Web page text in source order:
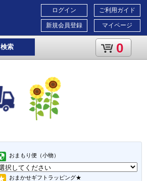
ご利用ガイド
マイページ
ログイン
新規会員登録
検索 0
おまもり便（小物）
おまかせギフトラッピング★